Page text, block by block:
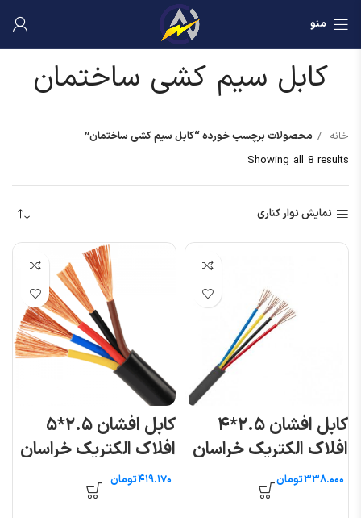
منو
کابل سیم کشی ساختمان
خانه
محصولات برچسب خورده “کابل سیم کشی ساختمان”
Showing all 8 results
نمایش نوار کناری
کابل افشان ۲.۵*۴
افلاک الکتریک خراسان
(متری)تومان
کابل افشان ۲.۵*۵
افلاک الکتریک خراسان
(متری)
تومان